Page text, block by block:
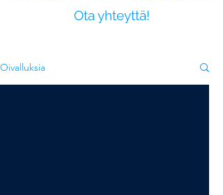
Ota yhteyttä!
Oivalluksia